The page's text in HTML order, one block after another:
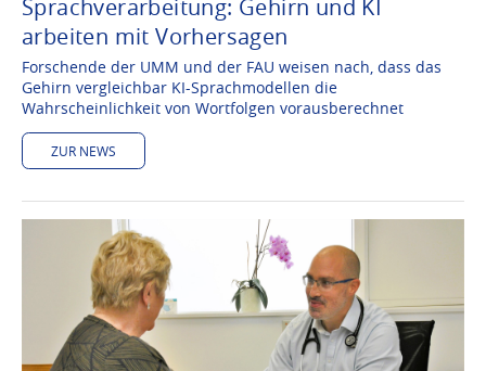
Sprachverarbeitung: Gehirn und KI
arbeiten mit Vorhersagen
Forschende der UMM und der FAU weisen nach, dass das
Gehirn vergleichbar KI-Sprachmodellen die
Wahrscheinlichkeit von Wortfolgen vorausberechnet
ZUR NEWS